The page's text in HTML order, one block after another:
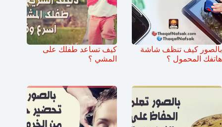
بالصور كيف تنظف شاشة
هاتفك المحمول ؟
كيف تساعد طفلك على
المشي ؟